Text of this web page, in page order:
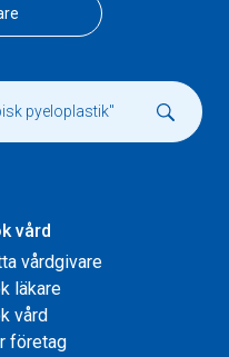
vård
vårdgivare
läkare
vård
företag